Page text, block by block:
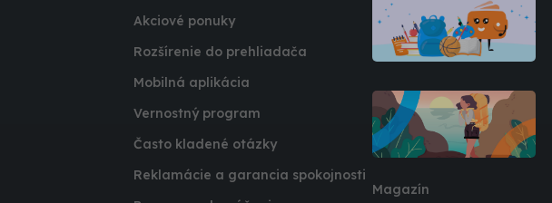
Akciové ponuky
Rozšírenie do prehliadača
Mobilná aplikácia
Vernostný program
Často kladené otázky
Reklamácie a garancia spokojnosti
Magazín